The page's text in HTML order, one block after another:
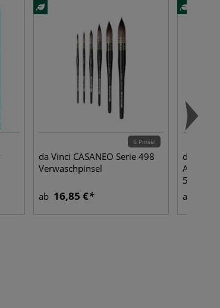
6 Pinsel
da Vinci CASANEO Serie 498
Verwaschpinsel
ab 16,85 €
da Vinci
5822
ab